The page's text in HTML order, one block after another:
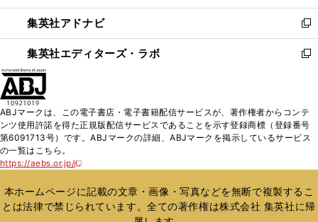
開
く
ウ
で
開
く
ン
ド
ウ
で
ウ
ィ
ン
ド
く
集英社アドナビ
新
し
い
ド
ウ
で
集英社エディターズ・ラボ
新
ィ
ン
ド
開
く
ABJマークは、この電子書店・電子書籍配信サービスが、著作権者からコンテ
ンツ使用許諾を得た正規版配信サービスであることを示す登録商標（登録番号
第6091713号）です。ABJマークの詳細、ABJマークを掲示しているサービス
の一覧はこちら。
https://aebs.or.jp/
新
い
ウ
ィ
本ホームページに記載の文章・画像・写真などを無断で複製するこ
とは法律で禁じられています。全ての著作権は株式会社 集英社に帰